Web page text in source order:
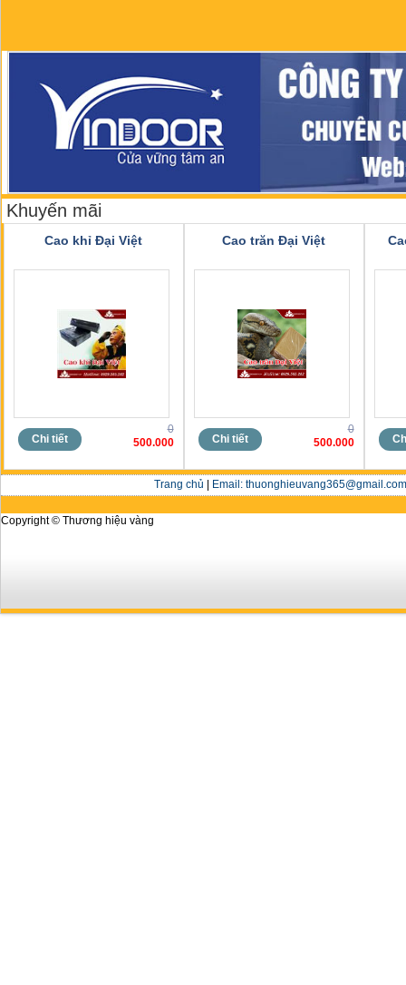
Khuyến mãi
Cao khỉ Đại Việt
Chi tiết
0
500.000
Cao trăn Đại Việt
Chi tiết
0
500.000
Trang chủ Email:
Copyright © Thương hiệu vàng